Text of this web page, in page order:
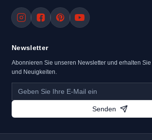
Newsletter
Abonnieren Sie unseren Newsletter und erhalten
und Neuigkeiten.
Senden